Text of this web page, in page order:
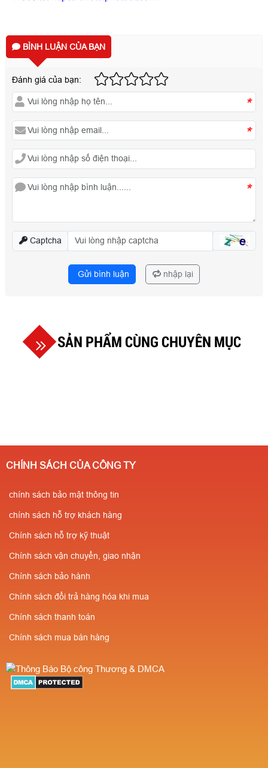
BÌNH LUẬN CỦA BẠN
Đánh giá của bạn:
*
*
*
Captcha
Gửi bình luận nhập lại
SẢN PHẨM CÙNG CHUYÊN MỤC
CHÍNH SÁCH CỦA CÔNG TY
chính sách bảo mật thông tin
chính sách hỗ trợ khách hàng
Chính sách hỗ trợ kỹ thuật
Chính sách vận chuyển, giao nhận
Chính sách bảo hành
Chính sách đổi trả hàng hóa khi mua
Chính sách thanh toán
Chính sách mua bán hàng